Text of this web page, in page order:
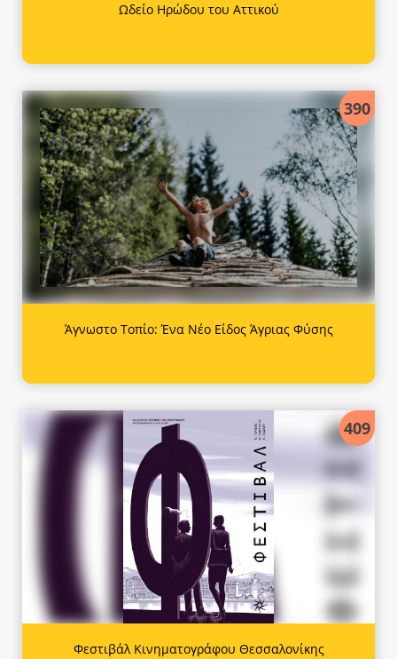
Ωδείο Ηρώδου του Αττικού
390
Άγνωστο Τοπίο: Ένα Νέο Είδος Άγριας Φύσης
409
Φεστιβάλ Κινηματογράφου Θεσσαλονίκης